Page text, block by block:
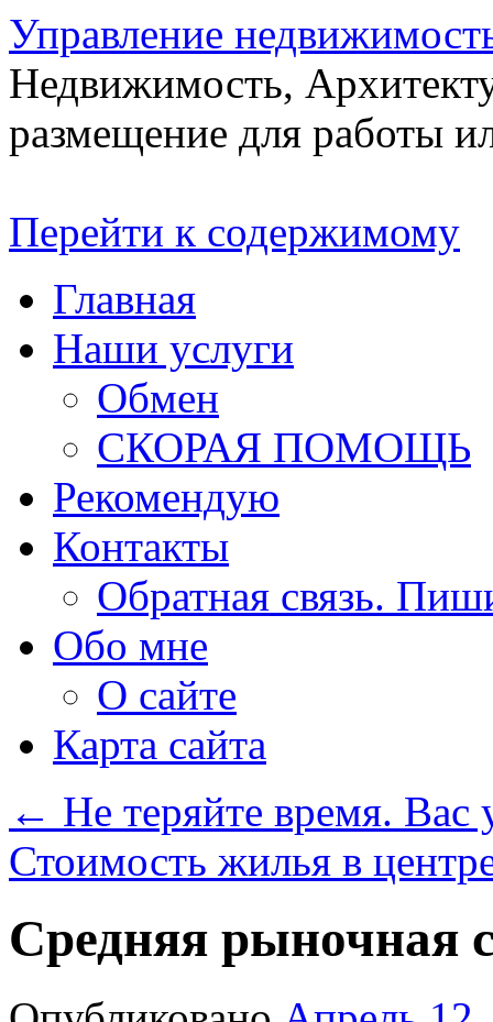
Управление
Недвижимость,
размещение для работы
Перейти к содержимому
Главная
Наши услуги
Обмен
СКОРАЯ ПОМОЩЬ
Рекомендую
Контакты
Обратная связь.
Обо мне
О сайте
Карта сайта
← Не теряйте время. Вас
Стоимость жилья в
Средняя рыночная